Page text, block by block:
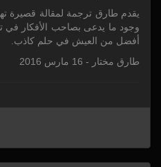
يقدم طارق ترجمة لمقالة قصيرة
وجود ما يدعى بصاحب الأفكار في
أفضل من العيش في حلم كاذب.
طارق مختار - 16 مارس 2016